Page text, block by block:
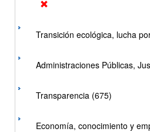
Transición ecológica, lucha
Administraciones Públicas,
Transparencia (675)
Economía, conocimiento y